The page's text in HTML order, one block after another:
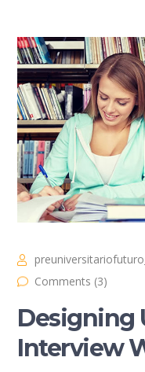
Comments (3)
Designing
Interview